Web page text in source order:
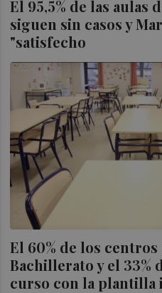
El 95,5% de las aulas
siguen sin casos y
"satisfecho
El 60% de los centros
Bachillerato y el 33%
curso con la plantilla